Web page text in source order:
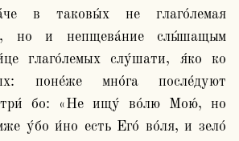
в таковы́х не глаго́лемая
но и непщева́ние слы́шащым
глаго́лемых слу́шати, я́ко ко
поне́же мно́га после́дуют
бо: «Не ищу́ во́лю Мою́, но
у́бо и́но есть Его́ во́ля, и зело́